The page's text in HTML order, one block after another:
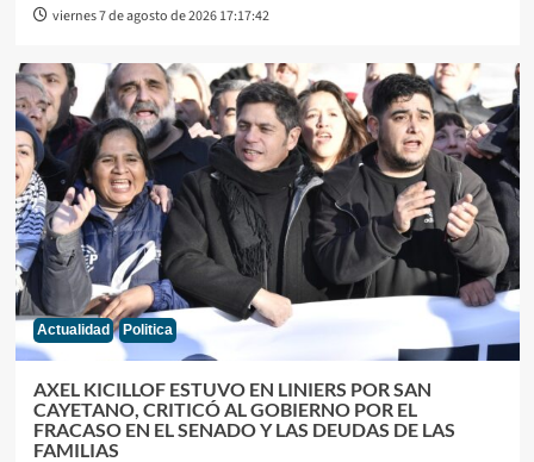
viernes 7 de agosto de 2026 17:17:42
Actualidad Politica
AXEL KICILLOF ESTUVO EN LINIERS POR SAN
CAYETANO, CRITICÓ AL GOBIERNO POR EL
FRACASO EN EL SENADO Y LAS DEUDAS DE LAS
FAMILIAS